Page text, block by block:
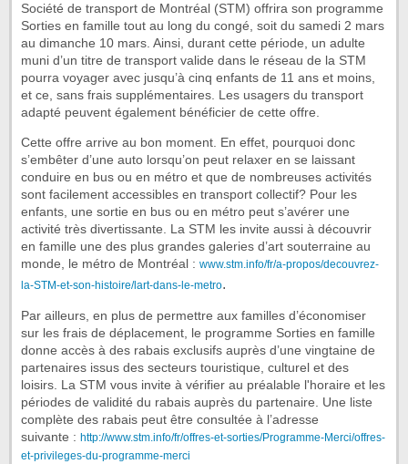
Société de transport de Montréal (STM) offrira son programme
Sorties en famille tout au long du congé, soit du samedi 2 mars
au dimanche 10 mars. Ainsi, durant cette période, un adulte
muni d’un titre de transport valide dans le réseau de la STM
pourra voyager avec jusqu’à cinq enfants de 11 ans et moins,
et ce, sans frais supplémentaires. Les usagers du transport
adapté peuvent également bénéficier de cette offre.
Cette offre arrive au bon moment. En effet, pourquoi donc
s’embêter d’une auto lorsqu’on peut relaxer en se laissant
conduire en bus ou en métro et que de nombreuses activités
sont facilement accessibles en transport collectif? Pour les
enfants, une sortie en bus ou en métro peut s’avérer une
activité très divertissante. La STM les invite aussi à découvrir
en famille une des plus grandes galeries d’art souterraine au
monde, le métro de Montréal : www.stm.info/fr/a-propos/decouvrez-
la-STM-et-son-histoire/lart-dans-le-metro.
Par ailleurs, en plus de permettre aux familles d’économiser
sur les frais de déplacement, le programme Sorties en famille
donne accès à des rabais exclusifs auprès d’une vingtaine de
partenaires issus des secteurs touristique, culturel et des
loisirs. La STM vous invite à vérifier au préalable l'horaire et les
périodes de validité du rabais auprès du partenaire. Une liste
complète des rabais peut être consultée à l’adresse
suivante : http://www.stm.info/fr/offres-et-sorties/Programme-Merci/offres-
et-privileges-du-programme-merci